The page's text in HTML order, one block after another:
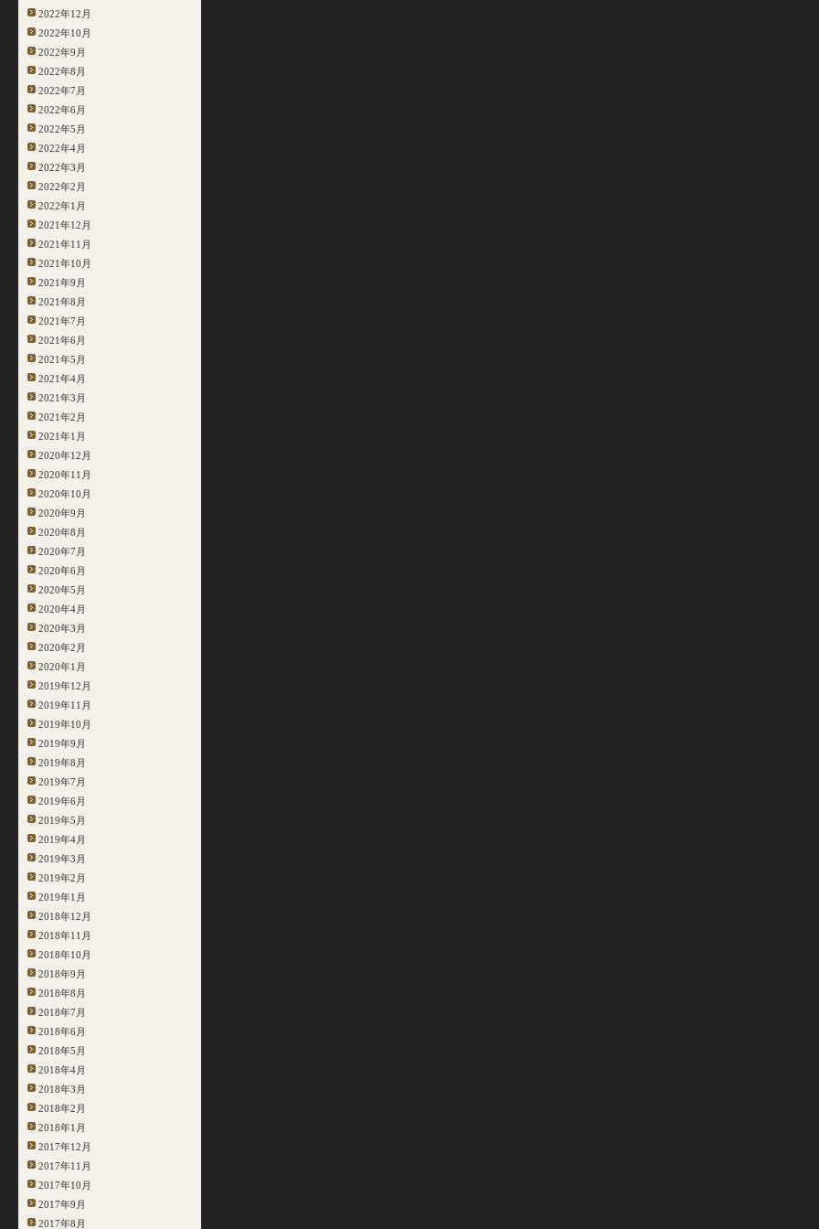
2022年12月
2022年10月
2022年9月
2022年8月
2022年7月
2022年6月
2022年5月
2022年4月
2022年3月
2022年2月
2022年1月
2021年12月
2021年11月
2021年10月
2021年9月
2021年8月
2021年7月
2021年6月
2021年5月
2021年4月
2021年3月
2021年2月
2021年1月
2020年12月
2020年11月
2020年10月
2020年9月
2020年8月
2020年7月
2020年6月
2020年5月
2020年4月
2020年3月
2020年2月
2020年1月
2019年12月
2019年11月
2019年10月
2019年9月
2019年8月
2019年7月
2019年6月
2019年5月
2019年4月
2019年3月
2019年2月
2019年1月
2018年12月
2018年11月
2018年10月
2018年9月
2018年8月
2018年7月
2018年6月
2018年5月
2018年4月
2018年3月
2018年2月
2018年1月
2017年12月
2017年11月
2017年10月
2017年9月
2017年8月